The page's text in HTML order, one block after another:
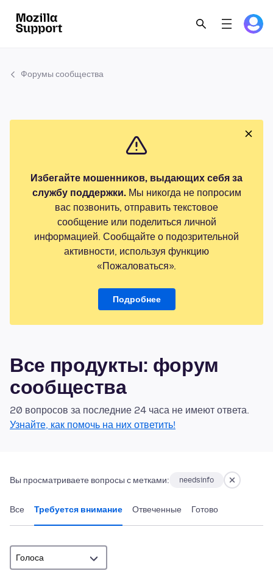
Форумы сообщества
Избегайте мошенников, выдающих себя за
службу поддержки.Мы никогда не попросим
вас позвонить, отправить текстовое
сообщение или поделиться личной
информацией. Сообщайте о подозрительной
активности, используя функцию
«Пожаловаться».
Подробнее
Все продукты: форум
сообщества
20 вопросов за последние 24 часа не имеют ответа.
Узнайте, как помочь на них ответить!
Вы просматриваете вопросы с метками: needsinfo
Все Требуется внимание Отвеченные Готово